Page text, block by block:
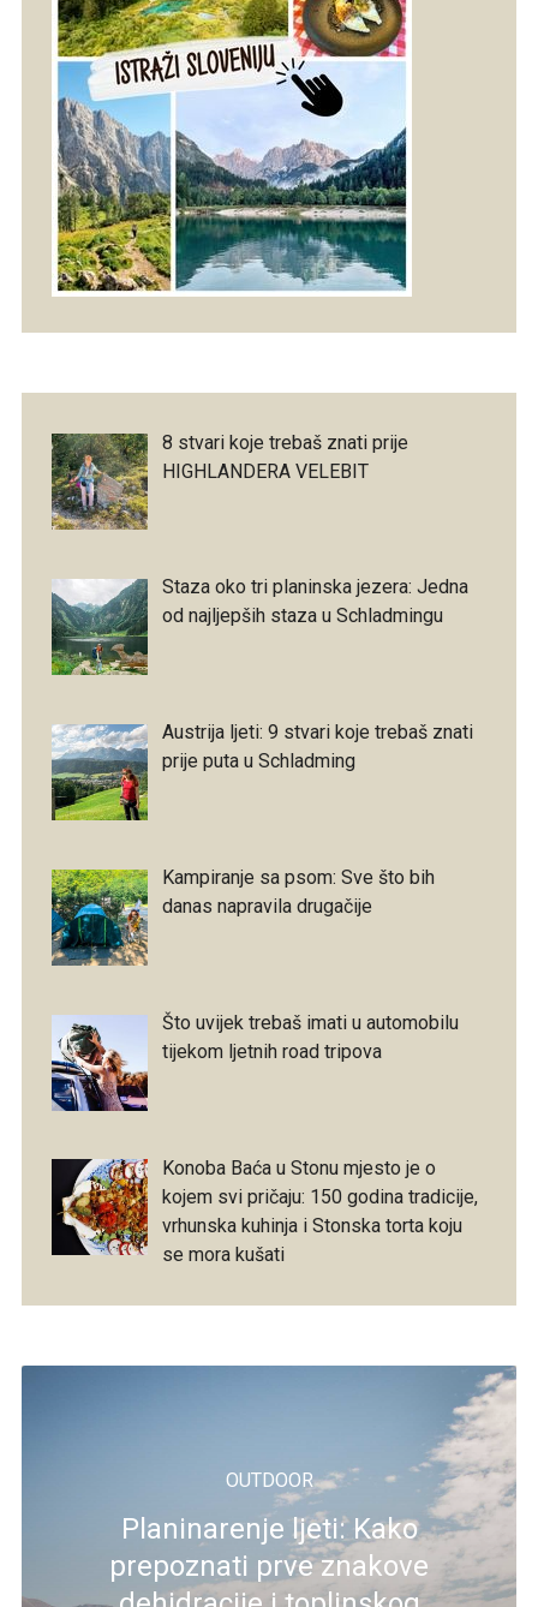
8 stvari koje trebaš znati prije
HIGHLANDERA VELEBIT
Staza oko tri planinska jezera: Jedna
od najljepših staza u Schladmingu
Austrija ljeti: 9 stvari koje trebaš znati
prije puta u Schladming
Kampiranje sa psom: Sve što bih
danas napravila drugačije
Što uvijek trebaš imati u automobilu
tijekom ljetnih road tripova
Konoba Baća u Stonu mjesto je o
kojem svi pričaju: 150 godina tradicije,
vrhunska kuhinja i Stonska torta koju
se mora kušati
OUTDOOR
Planinarenje ljeti: Kako
prepoznati prve znakove